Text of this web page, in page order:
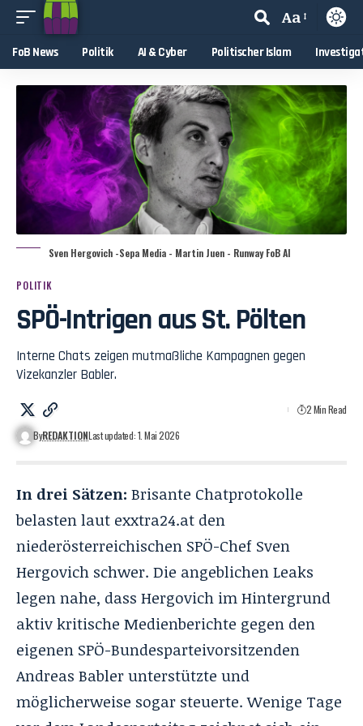
Aa
FoB News Politik AI & Cyber Politischer Islam
Sven Hergovich -Sepa Media - Martin Juen - Runway FoB AI
POLITIK
SPÖ-Intrigen aus St. Pölten
Interne Chats zeigen mutmaßliche Kampagnen gegen
Vizekanzler Babler.
ByREDAKTIONLast updated: 1. Mai 2026
2 Min Read
In drei Sätzen: Brisante Chatprotokolle
belasten laut exxtra24.at den
niederösterreichischen SPÖ-Chef Sven
Hergovich schwer. Die angeblichen Leaks
legen nahe, dass Hergovich im Hintergrund
aktiv kritische Medienberichte gegen den
eigenen SPÖ-Bundesparteivorsitzenden
Andreas Babler unterstützte und
möglicherweise sogar steuerte. Wenige Tage